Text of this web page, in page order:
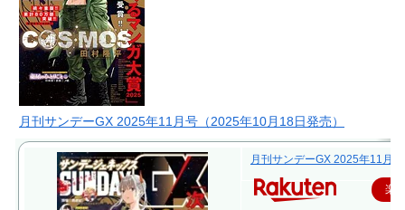
月刊サンデーGX 2025年11月号（2025年10月18日発売）
月刊サンデーGX 2025年11月
楽